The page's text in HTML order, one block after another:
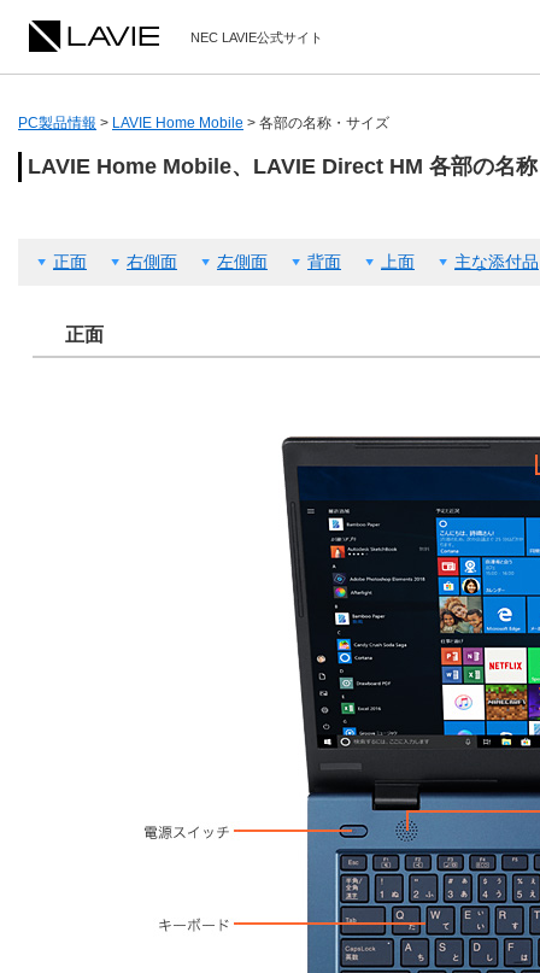
NEC LAVIE公式サイト
PC製品情報 > LAVIE Home Mobile > 各部の名称・サイズ
LAVIE Home Mobile、LAVIE Direct HM 各部の名
正面 右側面 左側面 背面 上面 主な添付品
正面